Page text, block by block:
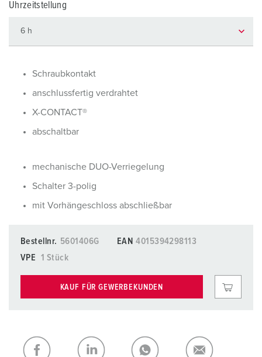
Uhrzeitstellung
Schraubkontakt
anschlussfertig verdrahtet
X-CONTACT®
abschaltbar
mechanische DUO-Verriegelung
Schalter 3-polig
mit Vorhängeschloss abschließbar
Bestellnr. 5601406G EAN 4015394298113
VPE
1 Stück
KAUF FÜR GEWERBEKUNDEN